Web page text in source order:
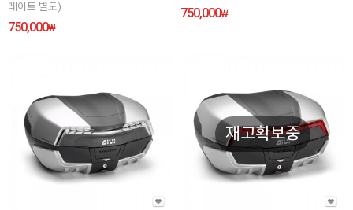
레이트 별도)
750,000₩
750,000₩
재고확보중